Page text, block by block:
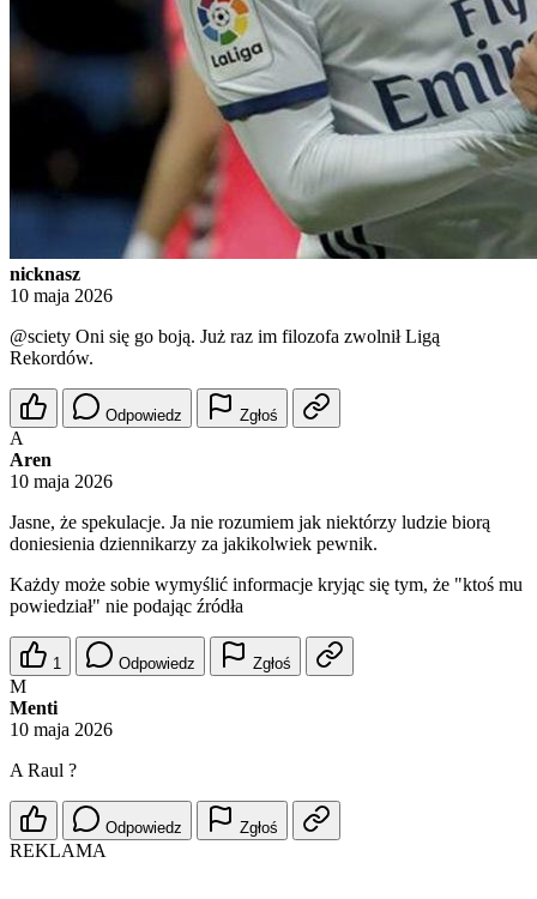
nicknasz
10 maja 2026
@sciety Oni się go boją. Już raz im filozofa zwolnił Ligą
Rekordów.
Odpowiedz Zgłoś
A
Aren
10 maja 2026
Jasne, że spekulacje. Ja nie rozumiem jak niektórzy ludzie biorą
doniesienia dziennikarzy za jakikolwiek pewnik.
Każdy może sobie wymyślić informacje kryjąc się tym, że "ktoś mu
powiedział" nie podając źródła
1 Odpowiedz Zgłoś
M
Menti
10 maja 2026
A Raul ?
Odpowiedz Zgłoś
REKLAMA